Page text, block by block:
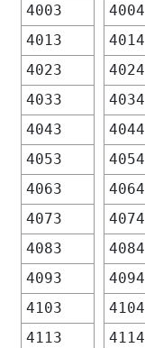
4003
4004
4013
4014
4023
4024
4033
4034
4043
4044
4053
4054
4063
4064
4073
4074
4083
4084
4093
4094
4103
4104
4113
4114